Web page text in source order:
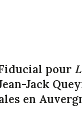
pour
Jack
en